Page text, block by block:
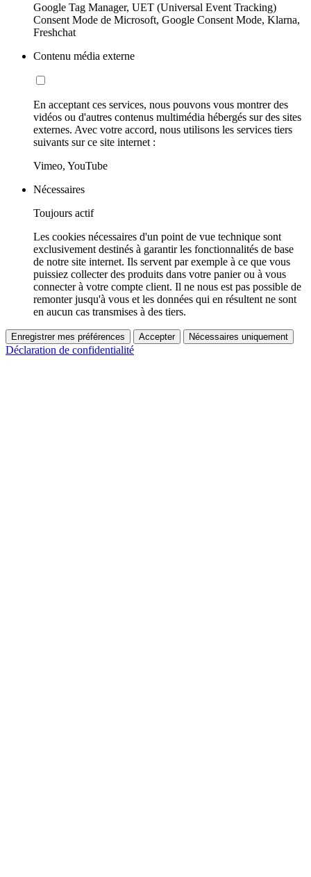
Google Tag Manager, UET (Universal Event Tracking)
Consent Mode de Microsoft, Google Consent Mode, Klarna,
Freshchat
Contenu média externe
En acceptant ces services, nous pouvons vous montrer des
vidéos ou d'autres contenus multimédia hébergés sur des sites
externes. Avec votre accord, nous utilisons les services tiers
suivants sur ce site internet :
Vimeo, YouTube
Nécessaires
Toujours actif
Les cookies nécessaires d'un point de vue technique sont
exclusivement destinés à garantir les fonctionnalités de base
de notre site internet. Ils servent par exemple à ce que vous
puissiez collecter des produits dans votre panier ou à vous
connecter à votre compte client. Il ne nous est pas possible de
remonter jusqu'à vous et les données qui en résultent ne sont
en aucun cas transmises à des tiers.
Enregistrer mes préférences Accepter Nécessaires uniquement
Déclaration de confidentialité